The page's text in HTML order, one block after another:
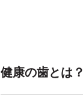
健康の歯とは？